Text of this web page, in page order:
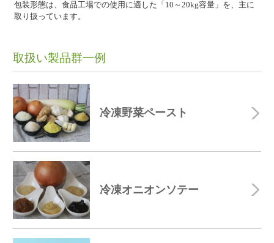
包装形態は、食品工場での使用に適した「10～20kg容量」を、主に
取り扱っています。
取扱い製品群一例
冷凍野菜ペースト
冷凍オニオンソテー